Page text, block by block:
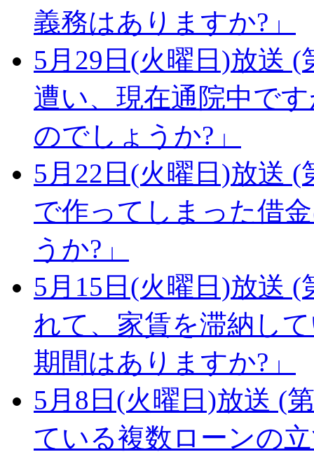
義務はありますか?」
5月29日(火曜日)放送 (
遭い、現在通院中で
のでしょうか?」
5月22日(火曜日)放送 (
で作ってしまった借
うか?」
5月15日(火曜日)放送 (
れて、家賃を滞納し
期間はありますか?」
5月8日(火曜日)放送 (
ている複数ローンの